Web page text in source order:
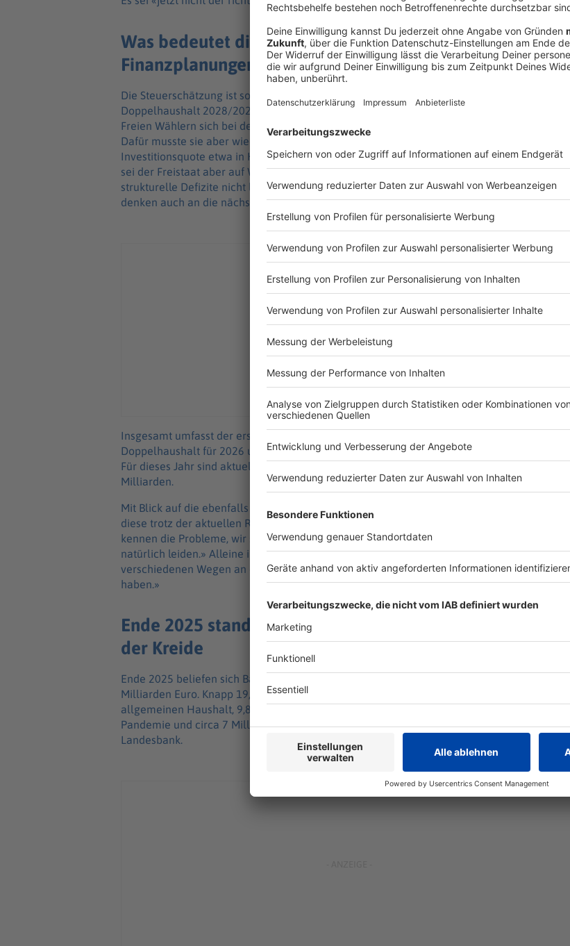
Was bedeutet die Steuerprognose für Bayerns
Finanzplanungen?
Die Steuerschätzung ist sowohl für den Nachtragshaushalt 2027 als auch für den nächsten
Doppelhaushalt 2028/2029 eine wichtige Grundlage. Bisher hatte die Koalition von CSU und
Freien Wählern sich bei der Aufstellung der Haushalte gegen neue Schulden entschieden.
Dafür musste sie aber wiederholt tief in die eigenen Rücklagen greifen, auch um die
Investitionsquote etwa in Hightech und Forschung nicht runterfahren zu müssen. Auf Dauer
sei der Freistaat aber auf Wirtschaftswachstum angewiesen, so Füracker. «Wir wollen
strukturelle Defizite nicht langfristig durch Rücklagen oder Schulden finanzieren. Wir
denken auch an die nächsten Generationen.»
Insgesamt umfasst der erst vor wenigen Wochen final vom Landtag beschlossene
Doppelhaushalt für 2026 und 2027 zusammengerechnet auf rund 168,5 Milliarden Euro an.
Für dieses Jahr sind aktuell rund 84,7 Milliarden Euro eingeplant, für 2027 dann 83,8
Milliarden.
Mit Blick auf die ebenfalls schwierige Lage der Kommunen betonte Füracker, er wisse, dass
diese trotz der aktuellen Rekordzuweisungen noch mehr Geld gebrauchen könnten. «Wir
kennen die Probleme, wir sind im dauernden Austausch. Aber Tatsache ist, dass alle Ebenen
natürlich leiden.» Alleine in diesem Jahr ging etwa ein Drittel des bayerischen Etats auf
verschiedenen Wegen an die Kommunen. «Das ist ein riesiges Niveau, das wir erreicht
haben.»
Ende 2025 stand Bayern mit rund 36 Milliarden Euro in
der Kreide
Ende 2025 beliefen sich Bayerns Verbindlichkeiten bei Kreditgebern in Summe auf rund 36
Milliarden Euro. Knapp 19,5 Milliarden Euro davon stammen aus Altschulden aus dem
allgemeinen Haushalt, 9,8 Milliarden Euro aus dem Sonderfonds für die Bewältigung der
Pandemie und circa 7 Milliarden Euro resultieren noch aus der Rettung der Bayerischen
Landesbank.